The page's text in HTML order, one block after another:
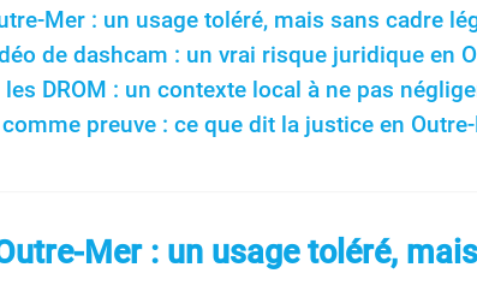
Mer : un usage toléré, mais sans cadre
de dashcam : un vrai risque juridique en
DROM : un contexte local à ne pas
preuve : ce que dit la justice en
Mer : un usage toléré,